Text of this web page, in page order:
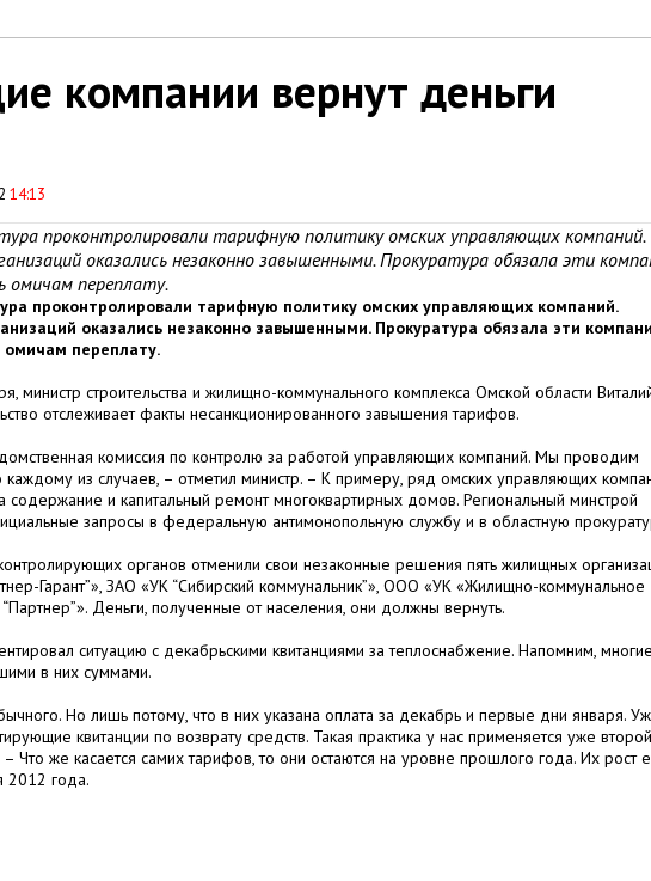
компании вернут деньги
14:13
проконтролировали тарифную политику омских управляющих компаний.
оказались незаконно завышенными. Прокуратура обязала эти
омичам переплату.
проконтролировали тарифную политику омских управляющих компаний.
оказались незаконно завышенными. Прокуратура обязала эти
омичам переплату.
министр строительства и жилищно-коммунального комплекса Омской области
отслеживает факты несанкционированного завышения тарифов.
комиссия по контролю за работой управляющих компаний. Мы проводим
каждому из случаев, – отметил министр. – К примеру, ряд омских управляющих
содержание и капитальный ремонт многоквартирных домов. Региональный минстрой
запросы в федеральную антимонопольную службу и в областную
органов отменили свои незаконные решения пять жилищных
Гарант”», ЗАО «УК “Сибирский коммунальник”», ООО «УК «Жилищно-коммунальное
Деньги, полученные от населения, они должны вернуть.
ситуацию с декабрьскими квитанциями за теплоснабжение. Напомним, многие
в них суммами.
Но лишь потому, что в них указана оплата за декабрь и первые дни января.
квитанции по возврату средств. Такая практика у нас применяется уже второй
– Что же касается самих тарифов, то они остаются на уровне прошлого года. Их рост
2012 года.